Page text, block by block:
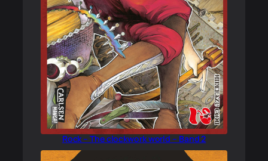
Rock – The clockwork world – Band 2